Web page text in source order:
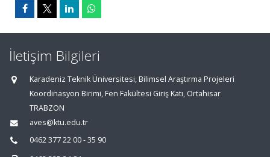
İletişim Bilgileri
Karadeniz Teknik Üniversitesi, Bilimsel Araştırma Projeleri
Koordinasyon Birimi, Fen Fakültesi Giriş Katı, Ortahisar
TRABZON
aves@ktu.edu.tr
0462 377 22 00 - 35 90